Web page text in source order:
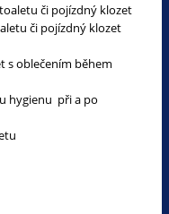
či pojízdný klozet
či pojízdný klozet
s oblečením během
hygienu při a po